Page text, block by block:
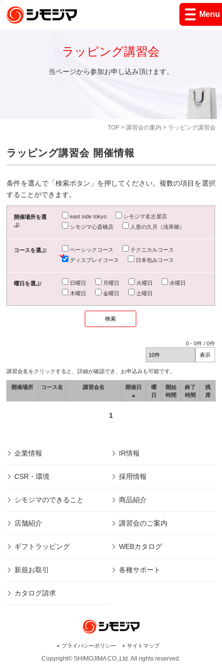
Menu
TOP> 講習会の案内 > ラッピング講習会
ラッピング講習会
当ページから参加お申し込み頂けます。
ラッピング講習会 開催情報
条件を選んで「検索ボタン」を押してください。複数の項目を選択
することができます。
開催場所を選
ぶ
east side tokyo
シモジマ名古屋店
シモジマ心斎橋店
人形の久月（浅草橋）
コースを選ぶ ベーシックコース
テクニカルコース
ディスプレイコース
日本包みコース
曜日を選ぶ 日曜日 月曜日 火曜日
水曜日
木曜日
金曜日 土曜日
0 -0件 /0件
講習会名をクリックすると、詳細が確認でき、お申込みも可能です。
開催場所 コース名 講習会名
開催日
▲
曜
日
開始
時間
終了
時間
残
席
1
企業情報 IR情報
CSR・環境 採用情報
シモジマのできること 商品紹介
店舗紹介 講習会のご案内
ギフトラッピング WEBカタログ
新規お取引 各種サポート
カタログ請求
プライバシーポリシー サイトマップ
Copyright© SHIMOJIMA CO.,Ltd. All rights reserved.